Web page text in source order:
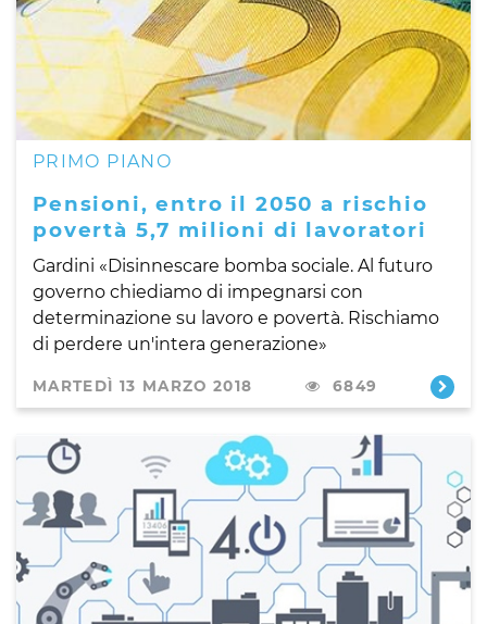
PRIMO PIANO
Pensioni, entro il 2050 a rischio
povertà 5,7 milioni di lavoratori
Gardini «Disinnescare bomba sociale. Al futuro
governo chiediamo di impegnarsi con
determinazione su lavoro e povertà. Rischiamo
di perdere un'intera generazione»
MARTEDÌ 13 MARZO 2018 6849